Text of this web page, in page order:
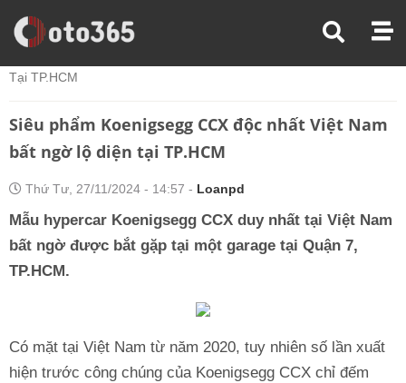
Trang Chủ
Tin Xe
Tại TP.HCM
Siêu phẩm Koenigsegg CCX độc nhất Việt Nam
bất ngờ lộ diện tại TP.HCM
Thứ Tư, 27/11/2024 - 14:57 - Loanpd
Mẫu hypercar Koenigsegg CCX duy nhất tại Việt Nam
bất ngờ được bắt gặp tại một garage tại Quận 7,
TP.HCM.
Có mặt tại Việt Nam từ năm 2020, tuy nhiên số lần xuất
hiện trước công chúng của Koenigsegg CCX chỉ đếm